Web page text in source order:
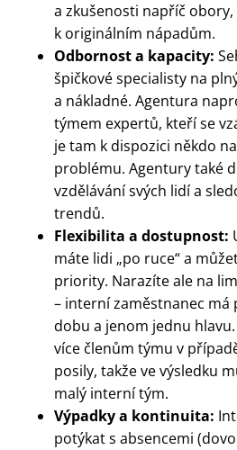
a zkušenosti napříč obory,
k originálním nápadům.
Odbornost a kapacity:
špičkové specialisty na
a nákladné. Agentura
týmem expertů, kteří se
je tam k dispozici někdo
problému. Agentury také
vzdělávání svých lidí a
trendů.
Flexibilita a dostupnost:
máte lidi „po ruce“ a
priority. Narazíte ale na
– interní zaměstnanec má
dobu a jenom jednu
více členům týmu v
posily, takže ve výsledku
malý interní tým.
Výpadky a kontinuita:
potýkat s absencemi